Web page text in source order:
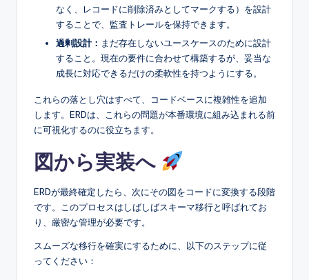
なく、レコードに削除済みとしてマークする）を設計
することで、監査トレールを保持できます。
過剰設計： まだ存在しないユースケースのために設計
すること。現在の要件に合わせて構築するが、妥当な
成長に対応できるだけの柔軟性を持つようにする。
これらの落とし穴はすべて、コードベースに複雑性を追加
します。ERDは、これらの問題が本番環境に組み込まれる前
に可視化するのに役立ちます。
図から実装へ
ERDが最終確定したら、次にその図をコードに変換する段階
です。このプロセスはしばしばスキーマ移行と呼ばれてお
り、厳密な管理が必要です。
スムーズな移行を確実にするために、以下のステップに従
ってください：